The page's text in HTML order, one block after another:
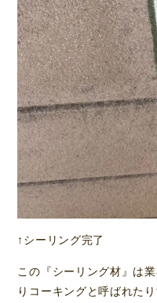
↑シーリング完了
この『シーリング材』は
りコーキングと呼ばれた